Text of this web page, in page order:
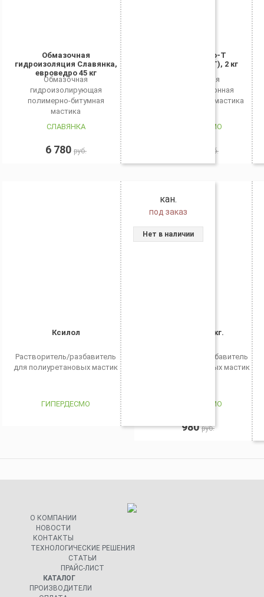
Обмазочная
гидроизоляция Славянка,
евроведро 45 кг
Обмазочная
гидроизолирующая
полимерно-битумная
мастика
СЛАВЯНКА
6 780 руб.
Гипердесмо-T
(Hyperdesmo-T), 2 кг
Прозрачная
гидроизоляционная
полиуретановая мастика
ГИПЕРДЕСМО
руб.
Ксилол
Растворитель/разбавитель
для полиуретановых мастик
ГИПЕРДЕСМО
кан.
под заказ
Нет в наличии
Ксилол, 10 кг.
Растворитель/разбавитель
для полиуретановых мастик
ГИПЕРДЕСМО
980руб.
О КОМПАНИИ
НОВОСТИ
КОНТАКТЫ
ТЕХНОЛОГИЧЕСКИЕ РЕШЕНИЯ
СТАТЬИ
ПРАЙС-ЛИСТ
КАТАЛОГ
ПРОИЗВОДИТЕЛИ